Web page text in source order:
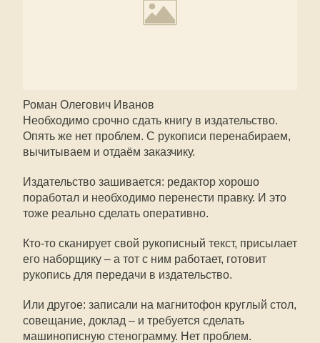
Роман Олегович Иванов
Необходимо срочно сдать книгу в издательство.
Опять же нет проблем. С рукописи перенабираем,
вычитываем и отдаём заказчику.
Издательство зашивается: редактор хорошо
поработал и необходимо перенести правку. И это
тоже реально сделать оперативно.
Кто-то сканирует свой рукописный текст, присылает
его наборщику – а тот с ним работает, готовит
рукопись для передачи в издательство.
Или другое: записали на магнитофон круглый стол,
совещание, доклад – и требуется сделать
машинописную стенограмму. Нет проблем.